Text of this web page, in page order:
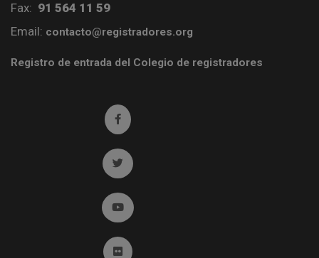
Fax: 91 564 11 59
Email: contacto@registradores.org
Registro de entrada del Colegio de registradores
Ir a facebook (abre en ventana nueva)
Ir a twitter (abre en ventana nueva)
Ir a YouTube (abre en ventana nueva)
Ir a Flickr (abre en ventana nueva)